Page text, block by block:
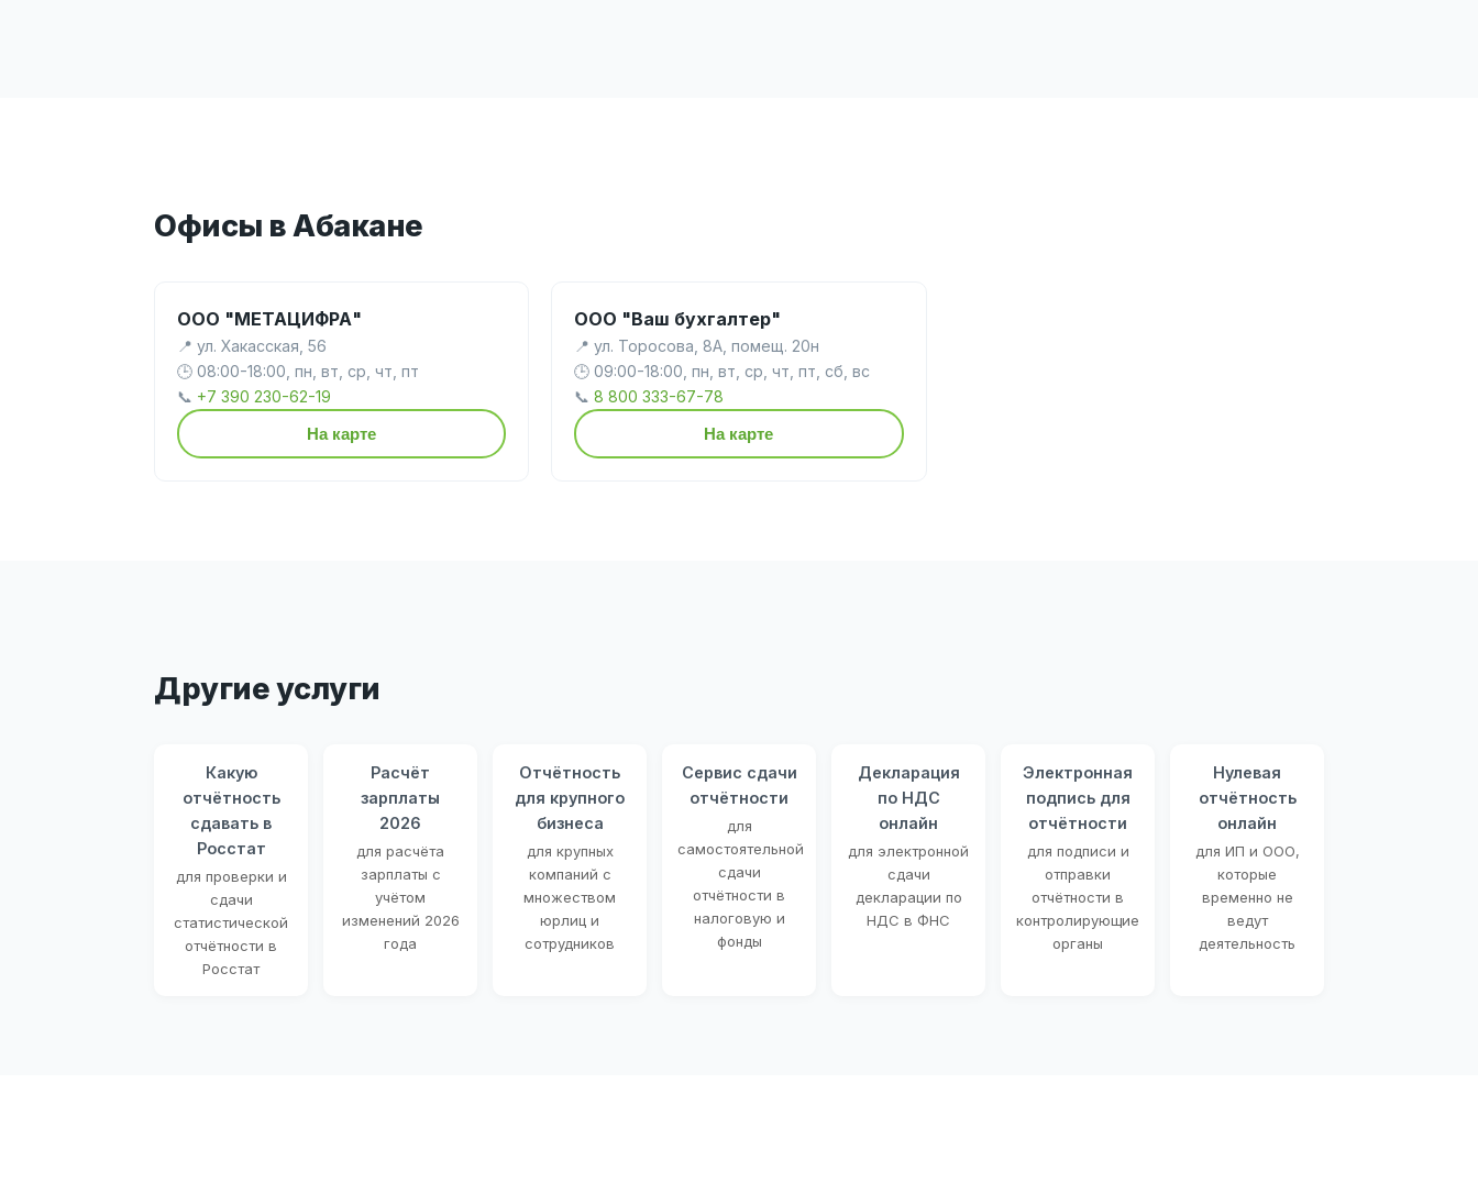
Офисы в Абакане
ООО "МЕТАЦИФРА"
📍 ул. Хакасская, 56
🕒 08:00-18:00, пн, вт, ср, чт, пт
📞 +7 390 230-62-19
На карте
ООО "Ваш бухгалтер"
📍 ул. Торосова, 8А, помещ. 20н
🕒 09:00-18:00, пн, вт, ср, чт, пт, сб, вс
📞8 800 333-67-78
На карте
Другие услуги
Какую
отчётность
сдавать в
Росстат
для проверки и
сдачи
статистической
отчётности в
Росстат
Расчёт
зарплаты
2026
для расчёта
зарплаты с
учётом
изменений 2026
года
Отчётность
для крупного
бизнеса
для крупных
компаний с
множеством
юрлиц и
сотрудников
Сервис сдачи
отчётности
для
самостоятельной
сдачи
отчётности в
налоговую и
фонды
Декларация
по НДС
онлайн
для электронной
сдачи
декларации по
НДС в ФНС
Электронная
подпись для
отчётности
для подписи и
отправки
отчётности в
контролирующие
органы
Нулевая
отчётность
онлайн
для ИП и ООО,
которые
временно не
ведут
деятельность